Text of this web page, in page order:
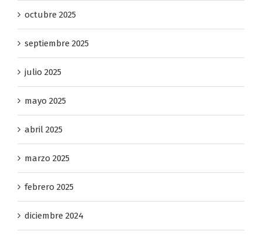
octubre 2025
septiembre 2025
julio 2025
mayo 2025
abril 2025
marzo 2025
febrero 2025
diciembre 2024